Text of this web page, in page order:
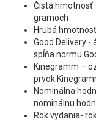
Čistá hmotnosť
gramoch
Hrubá
Good Delivery -
spĺňa normu
Kinegramm –
prvok
Nominálna
nominálnu
Rok vydania-